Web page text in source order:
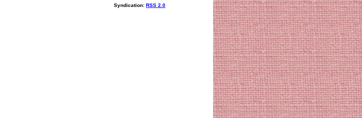
Syndication: RSS 2.0